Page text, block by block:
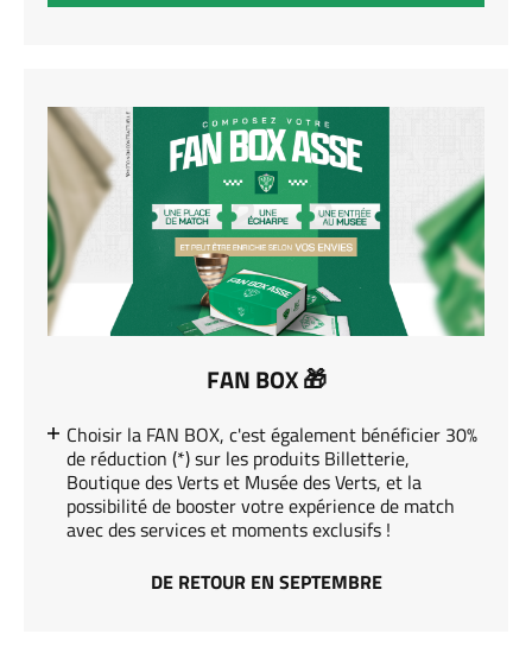
FAN BOX 🎁
Choisir la FAN BOX, c'est également bénéficier 30%
de réduction (*) sur les produits Billetterie,
Boutique des Verts et Musée des Verts, et la
possibilité de booster votre expérience de match
avec des services et moments exclusifs !
DE RETOUR EN SEPTEMBRE